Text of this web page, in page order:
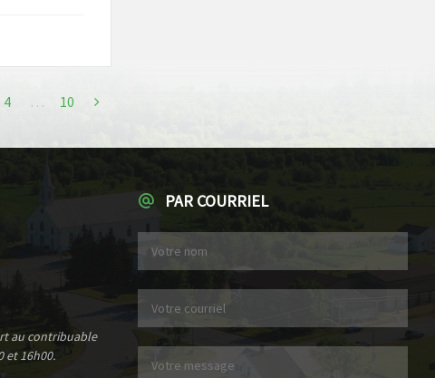
4 … 10
au contribuable
et 16h00.
PAR COURRIEL